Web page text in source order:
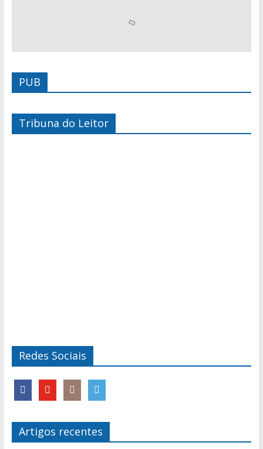
PUB
Tribuna do Leitor
Redes Sociais
Artigos recentes